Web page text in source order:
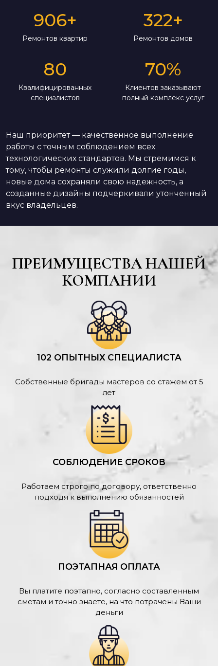
906+
Ремонтов квартир
322+
Ремонтов домов
80
Квалифицированных
специалистов
70%
Клиентов заказывают
полный комплекс услуг
Наш приоритет — качественное выполнение
работы с точным соблюдением всех
технологических стандартов. Мы стремимся к
тому, чтобы ремонты служили долгие годы,
новые дома сохраняли свою надежность, а
созданные дизайны подчеркивали утонченный
вкус владельцев.
ПРЕИМУЩЕСТВА НАШЕЙ
КОМПАНИИ
102 ОПЫТНЫХ СПЕЦИАЛИСТА
Собственные бригады мастеров со стажем от 5
лет
СОБЛЮДЕНИЕ СРОКОВ
Работаем строго по договору, ответственно
подходя к выполнению обязанностей
ПОЭТАПНАЯ ОПЛАТА
Вы платите поэтапно, согласно составленным
сметам и точно знаете, на что потрачены Ваши
деньги